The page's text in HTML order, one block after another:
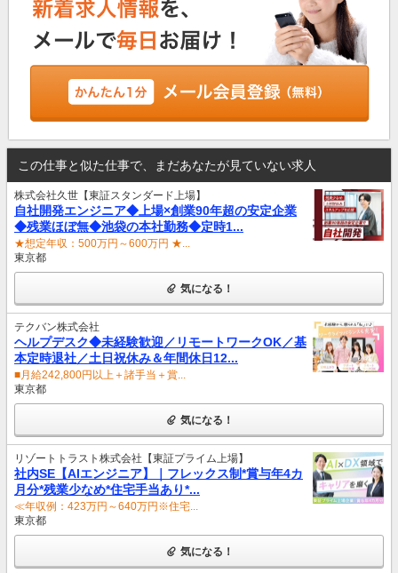
この仕事と似た仕事で、まだあなたが見ていない求人
株式会社久世【東証スタンダード上場】
自社開発エンジニア◆上場×創業90年超の安定企業
◆残業ほぼ無◆池袋の本社勤務◆定時1...
★想定年収：500万円～600万円 ★...
東京都
気になる！
テクバン株式会社
ヘルプデスク◆未経験歓迎／リモートワークOK／基
本定時退社／土日祝休み＆年間休日12...
■月給242,800円以上＋諸手当＋賞...
東京都
気になる！
リゾートトラスト株式会社【東証プライム上場】
社内SE【AIエンジニア】｜フレックス制*賞与年4カ
月分*残業少なめ*住宅手当あり*...
≪年収例：423万円～640万円※住宅...
東京都
気になる！